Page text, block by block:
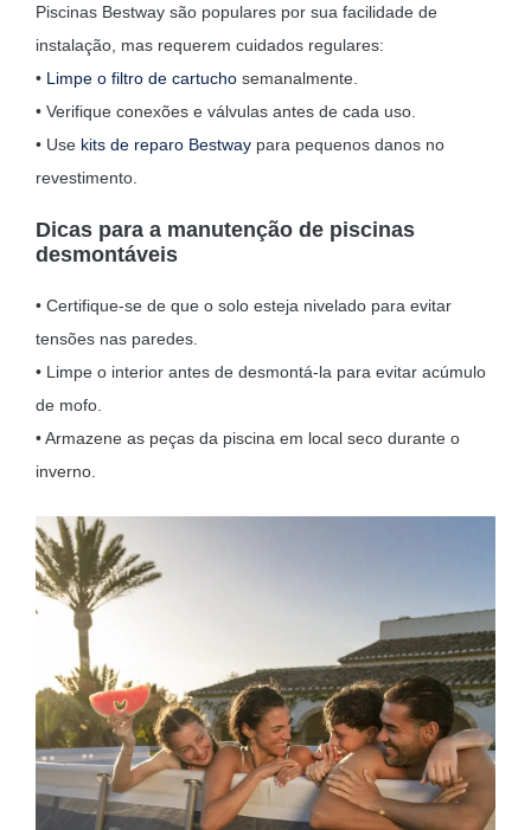
Piscinas Bestway são populares por sua facilidade de
instalação, mas requerem cuidados regulares:
• Limpe o filtro de cartuchosemanalmente.
• Verifique conexões e válvulas antes de cada uso.
• Use kits de reparo Bestwaypara pequenos danos no
revestimento.
Dicas para a manutenção de piscinas
desmontáveis
• Certifique-se de que o solo esteja nivelado para evitar
tensões nas paredes.
• Limpe o interior antes de desmontá-la para evitar acúmulo
de mofo.
• Armazene as peças da piscina em local seco durante o
inverno.